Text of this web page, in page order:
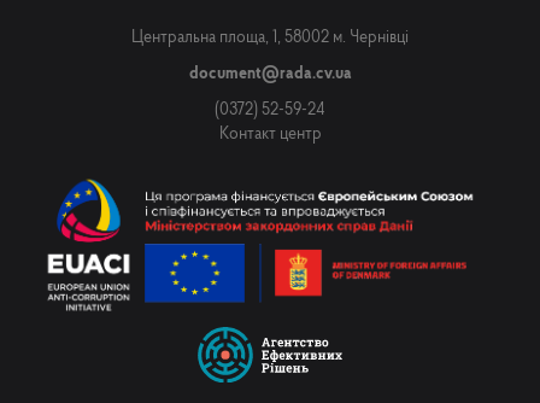
Центральна площа, 1, 58002 м. Чернівці
document@rada.cv.ua
(0372) 52-59-24
Контакт центр